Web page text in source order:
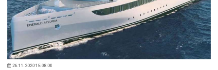
26.11.2020 15:08:00